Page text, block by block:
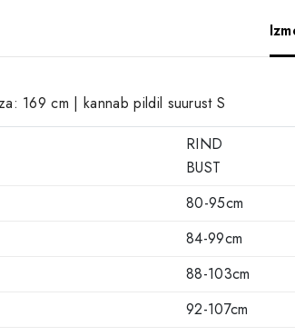
169 cm | kannab pildil suurust S
RIND
BUST
80-95cm
84-99cm
88-103cm
92-107cm